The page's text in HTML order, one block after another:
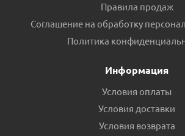
Правила продаж
Соглашение на обработку
Политика
Информация
Условия оплаты
Условия доставки
Условия возврата